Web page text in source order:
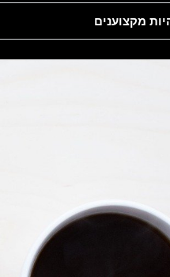
מקצוענים